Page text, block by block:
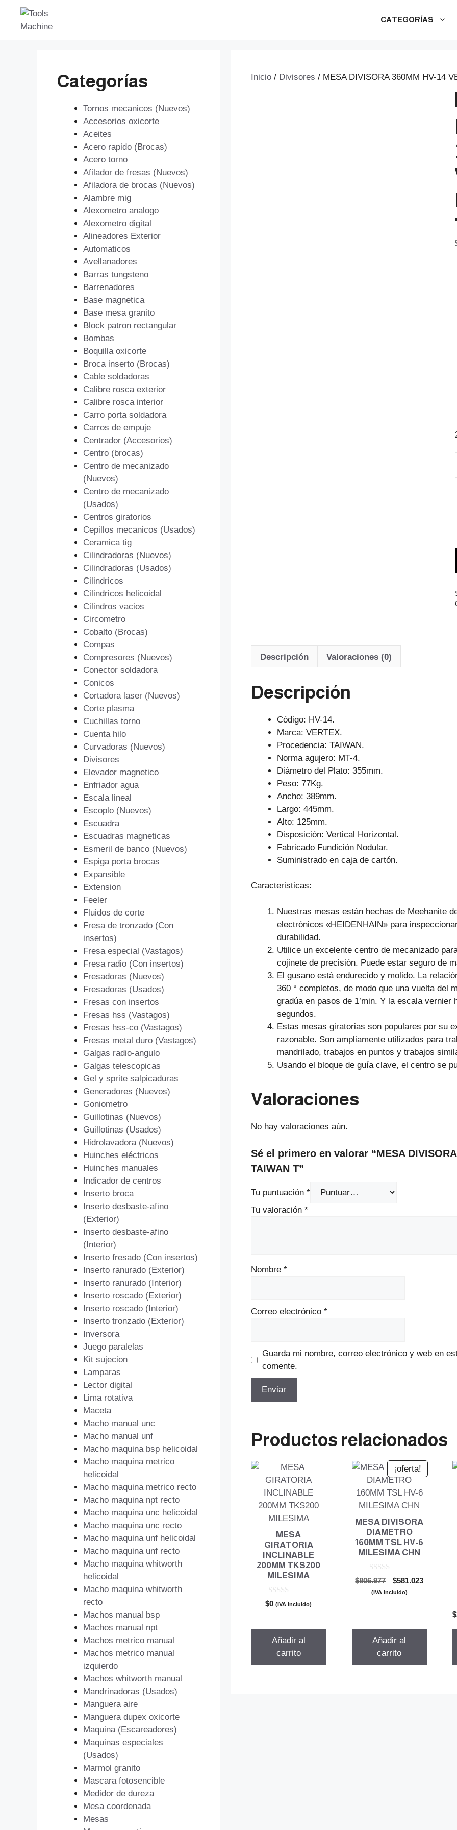
Saltar
contenido
CATEGORÍAS
Inicio / Divisores / MESA DIVISORA 360MM HV-14
Descripción Valoraciones (0)
Descripción
Código: HV-14.
Marca: VERTEX.
Procedencia: TAIWAN.
Norma agujero: MT-4.
Diámetro del Plato: 355mm.
Peso: 77Kg.
Ancho: 389mm.
Largo: 445mm.
Alto: 125mm.
Disposición: Vertical Horizontal.
Fabricado Fundición Nodular.
Suministrado en caja de cartón.
Caracteristicas:
Nuestras mesas están hechas de Meehanite
electrónicos «HEIDENHAIN» para
durabilidad.
Utilice un excelente centro de mecanizado
cojinete de precisión. Puede estar seguro de
El gusano está endurecido y molido. La
360 ° completos, de modo que una vuelta del
gradúa en pasos de 1’min. Y la escala
segundos.
Estas mesas giratorias son populares por su
razonable. Son ampliamente utilizados para
mandrilado, trabajos en puntos y trabajos
Usando el bloque de guía clave, el centro se
Valoraciones
No hay valoraciones aún.
Sé el primero en valorar “MESA
TAIWAN T”
Tu puntuación *
Tu valoración *
Nombre *
Correo electrónico *
Guarda mi nombre, correo electrónico y web en
comente.
Productos relacionados
MESA
GIRATORIA
INCLINABLE
200MM TKS200
MILESIMA
0
d
$0 (IVA incluido)
Añadir al
carrito
¡oferta!
MESA DIVISORA
DIAMETRO
160MM TSL HV-6
MILESIMA CHN
0
d
e
$806.977
El
precio
$581.023El
(IVA incluido)
Añadir al
carrito
$
Categorías
Tornos mecanicos (Nuevos)
Accesorios oxicorte
Aceites
Acero rapido (Brocas)
Acero torno
Afilador de fresas (Nuevos)
Afiladora de brocas (Nuevos)
Alambre mig
Alexometro analogo
Alexometro digital
Alineadores Exterior
Automaticos
Avellanadores
Barras tungsteno
Barrenadores
Base magnetica
Base mesa granito
Block patron rectangular
Bombas
Boquilla oxicorte
Broca inserto (Brocas)
Cable soldadoras
Calibre rosca exterior
Calibre rosca interior
Carro porta soldadora
Carros de empuje
Centrador (Accesorios)
Centro (brocas)
Centro de mecanizado
(Nuevos)
Centro de mecanizado
(Usados)
Centros giratorios
Cepillos mecanicos (Usados)
Ceramica tig
Cilindradoras (Nuevos)
Cilindradoras (Usados)
Cilindricos
Cilindricos helicoidal
Cilindros vacios
Circometro
Cobalto (Brocas)
Compas
Compresores (Nuevos)
Conector soldadora
Conicos
Cortadora laser (Nuevos)
Corte plasma
Cuchillas torno
Cuenta hilo
Curvadoras (Nuevos)
Divisores
Elevador magnetico
Enfriador agua
Escala lineal
Escoplo (Nuevos)
Escuadra
Escuadras magneticas
Esmeril de banco (Nuevos)
Espiga porta brocas
Expansible
Extension
Feeler
Fluidos de corte
Fresa de tronzado (Con
insertos)
Fresa especial (Vastagos)
Fresa radio (Con insertos)
Fresadoras (Nuevos)
Fresadoras (Usados)
Fresas con insertos
Fresas hss (Vastagos)
Fresas hss-co (Vastagos)
Fresas metal duro (Vastagos)
Galgas radio-angulo
Galgas telescopicas
Gel y sprite salpicaduras
Generadores (Nuevos)
Goniometro
Guillotinas (Nuevos)
Guillotinas (Usados)
Hidrolavadora (Nuevos)
Huinches eléctricos
Huinches manuales
Indicador de centros
Inserto broca
Inserto desbaste-afino
(Exterior)
Inserto desbaste-afino
(Interior)
Inserto fresado (Con insertos)
Inserto ranurado (Exterior)
Inserto ranurado (Interior)
Inserto roscado (Exterior)
Inserto roscado (Interior)
Inserto tronzado (Exterior)
Inversora
Juego paralelas
Kit sujecion
Lamparas
Lector digital
Lima rotativa
Maceta
Macho manual unc
Macho manual unf
Macho maquina bsp helicoidal
Macho maquina metrico
helicoidal
Macho maquina metrico recto
Macho maquina npt recto
Macho maquina unc helicoidal
Macho maquina unc recto
Macho maquina unf helicoidal
Macho maquina unf recto
Macho maquina whitworth
helicoidal
Macho maquina whitworth
recto
Machos manual bsp
Machos manual npt
Machos metrico manual
Machos metrico manual
izquierdo
Machos whitworth manual
Mandrinadoras (Usados)
Manguera aire
Manguera dupex oxicorte
Maquina (Escareadores)
Maquinas especiales
(Usados)
Marmol granito
Mascara fotosencible
Medidor de dureza
Mesa coordenada
Mesas